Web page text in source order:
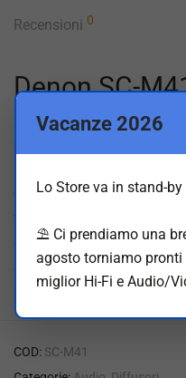
Recensioni 0
Denon SC-
Questi diffusori sono il
ottenere le migliori
woofer/midrange di alta
con un tweeter ad alta
componenti selezionati
COD: SC-M41
Vacanze 2026
Lo Store va in stand-
⛱️ Ci prendiamo una
agosto torniamo
miglior Hi-Fi e Audio/